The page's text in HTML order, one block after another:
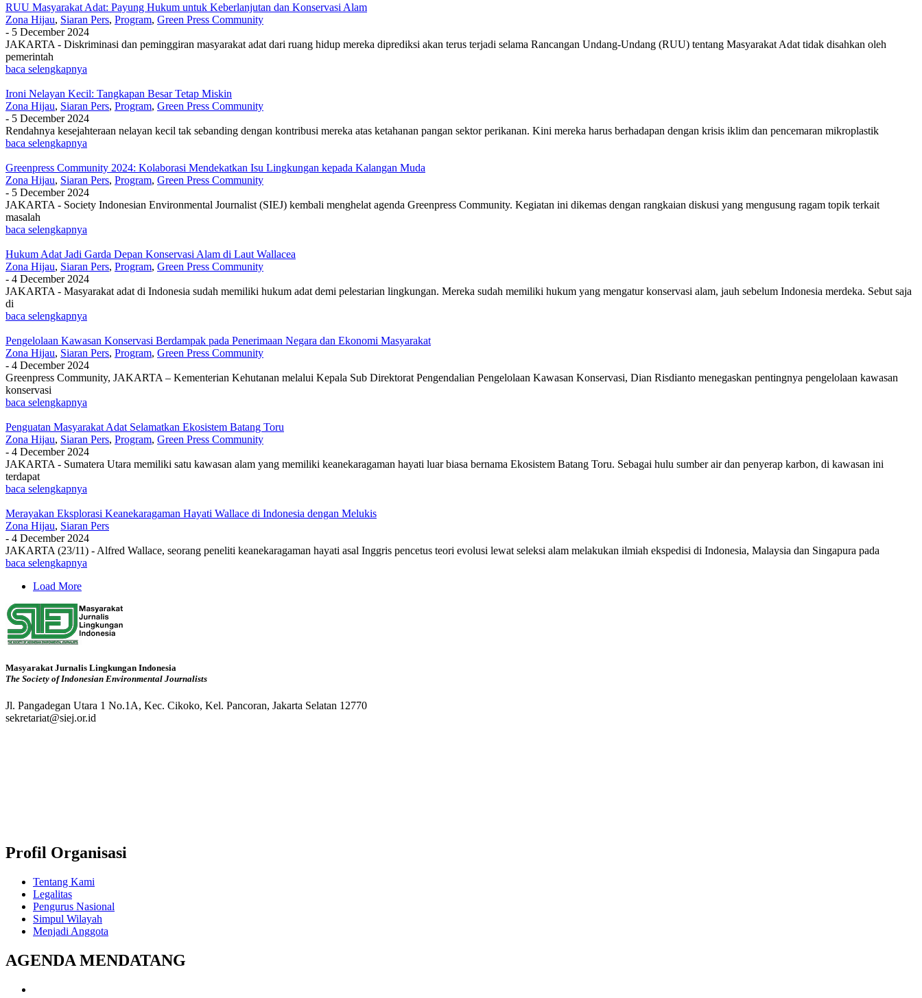
RUU Masyarakat Adat: Payung Hukum untuk Keberlanjutan dan Konservasi Alam
Zona Hijau, Siaran Pers, Program, Green Press Community
- 5 December 2024
JAKARTA - Diskriminasi dan peminggiran masyarakat adat dari ruang hidup mereka diprediksi akan terus terjadi selama Rancangan Undang-Undang (RUU) tentang Masyarakat Adat tidak disahkan oleh
pemerintah
baca selengkapnya
Ironi Nelayan Kecil: Tangkapan Besar Tetap Miskin
Zona Hijau, Siaran Pers, Program, Green Press Community
- 5 December 2024
Rendahnya kesejahteraan nelayan kecil tak sebanding dengan kontribusi mereka atas ketahanan pangan sektor perikanan. Kini mereka harus berhadapan dengan krisis iklim dan pencemaran mikroplastik
baca selengkapnya
Greenpress Community 2024: Kolaborasi Mendekatkan Isu Lingkungan kepada Kalangan Muda
Zona Hijau, Siaran Pers, Program, Green Press Community
- 5 December 2024
JAKARTA - Society Indonesian Environmental Journalist (SIEJ) kembali menghelat agenda Greenpress Community. Kegiatan ini dikemas dengan rangkaian diskusi yang mengusung ragam topik terkait
masalah
baca selengkapnya
Hukum Adat Jadi Garda Depan Konservasi Alam di Laut Wallacea
Zona Hijau, Siaran Pers, Program, Green Press Community
- 4 December 2024
JAKARTA - Masyarakat adat di Indonesia sudah memiliki hukum adat demi pelestarian lingkungan. Mereka sudah memiliki hukum yang mengatur konservasi alam, jauh sebelum Indonesia merdeka. Sebut saja
di
baca selengkapnya
Pengelolaan Kawasan Konservasi Berdampak pada Penerimaan Negara dan Ekonomi Masyarakat
Zona Hijau, Siaran Pers, Program, Green Press Community
- 4 December 2024
Greenpress Community, JAKARTA – Kementerian Kehutanan melalui Kepala Sub Direktorat Pengendalian Pengelolaan Kawasan Konservasi, Dian Risdianto menegaskan pentingnya pengelolaan kawasan
konservasi
baca selengkapnya
Penguatan Masyarakat Adat Selamatkan Ekosistem Batang Toru
Zona Hijau, Siaran Pers, Program, Green Press Community
- 4 December 2024
JAKARTA - Sumatera Utara memiliki satu kawasan alam yang memiliki keanekaragaman hayati luar biasa bernama Ekosistem Batang Toru. Sebagai hulu sumber air dan penyerap karbon, di kawasan ini
terdapat
baca selengkapnya
Merayakan Eksplorasi Keanekaragaman Hayati Wallace di Indonesia dengan Melukis
Zona Hijau, Siaran Pers
- 4 December 2024
JAKARTA (23/11) - Alfred Wallace, seorang peneliti keanekaragaman hayati asal Inggris pencetus teori evolusi lewat seleksi alam melakukan ilmiah ekspedisi di Indonesia, Malaysia dan Singapura pada
baca selengkapnya
Load More
Masyarakat Jurnalis Lingkungan Indonesia
The Society of Indonesian Environmental Journalists
Jl. Pangadegan Utara 1 No.1A, Kec. Cikoko, Kel. Pancoran, Jakarta Selatan 12770
sekretariat@siej.or.id
Profil Organisasi
Tentang Kami
Legalitas
Pengurus Nasional
Simpul Wilayah
Menjadi Anggota
AGENDA MENDATANG